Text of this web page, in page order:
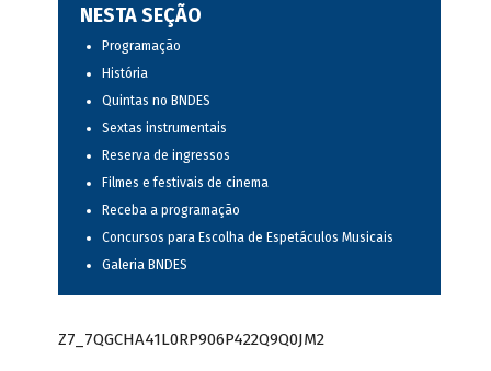
NESTA SEÇÃO
Programação
História
Quintas no BNDES
Sextas instrumentais
Reserva de ingressos
Filmes e festivais de cinema
Receba a programação
Concursos para Escolha de Espetáculos Musicais
Galeria BNDES
Z7_7QGCHA41L0RP906P422Q9Q0JM2